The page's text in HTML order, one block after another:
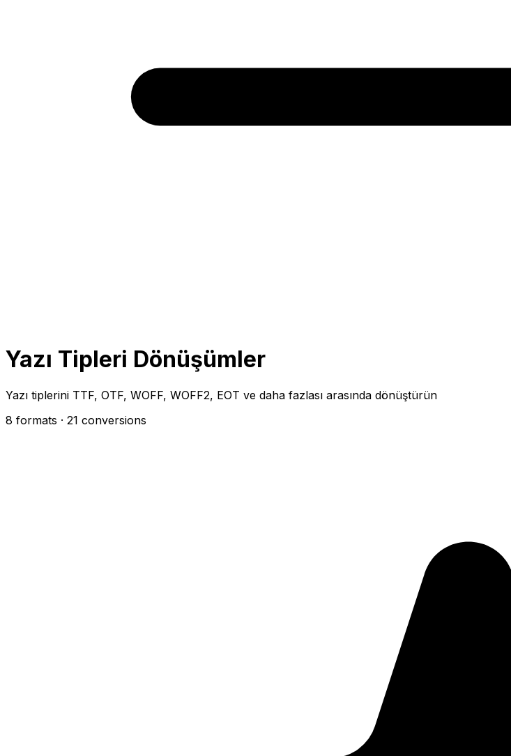
Yazı Tipleri Dönüşümler
Yazı tiplerini TTF, OTF, WOFF, WOFF2, EOT ve daha fazlası arasında dönüştürün
8 formats · 21 conversions